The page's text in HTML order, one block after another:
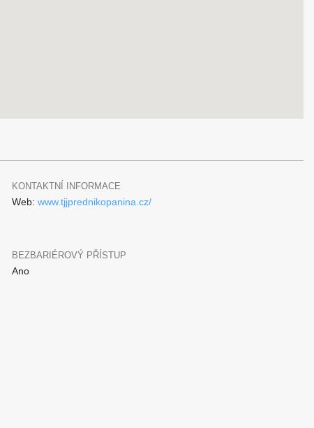
KONTAKTNÍ INFORMACE
Web: www.tjjprednikopanina.cz/
BEZBARIÉROVÝ PŘÍSTUP
Ano